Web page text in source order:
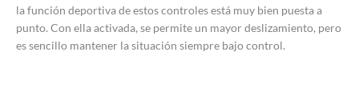
la función deportiva de estos controles está muy bien puesta a
punto. Con ella activada, se permite un mayor deslizamiento, pero
es sencillo mantener la situación siempre bajo control.